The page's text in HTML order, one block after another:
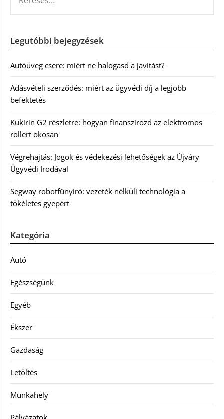
Legutóbbi bejegyzések
Autóüveg csere: miért ne halogasd a javítást?
Adásvételi szerződés: miért az ügyvédi díj a legjobb
befektetés
Kukirin G2 részletre: hogyan finanszírozd az elektromos
rollert okosan
Végrehajtás: Jogok és védekezési lehetőségek az Újváry
Ügyvédi Irodával
Segway robotfűnyíró: vezeték nélküli technológia a
tökéletes gyepért
Kategória
Autó
Egészségünk
Egyéb
Ékszer
Gazdaság
Letöltés
Munkahely